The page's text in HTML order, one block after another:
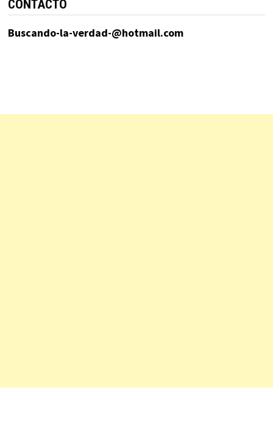
CONTACTO
Buscando-la-verdad-@hotmail.com